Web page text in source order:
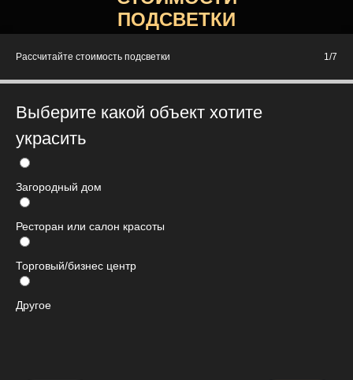
ПОДСВЕТКИ
Рассчитайте стоимость подсветки 1/7
Выберите какой объект хотите
украсить
Загородный дом
Ресторан или салон красоты
Торговый/бизнес центр
Другое